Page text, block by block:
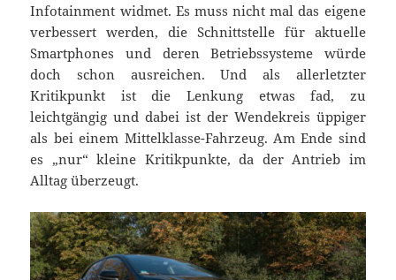
Infotainment widmet. Es muss nicht mal das eigene
verbessert werden, die Schnittstelle für aktuelle
Smartphones und deren Betriebssysteme würde
doch schon ausreichen. Und als allerletzter
Kritikpunkt ist die Lenkung etwas fad, zu
leichtgängig und dabei ist der Wendekreis üppiger
als bei einem Mittelklasse-Fahrzeug. Am Ende sind
es „nur“ kleine Kritikpunkte, da der Antrieb im
Alltag überzeugt.